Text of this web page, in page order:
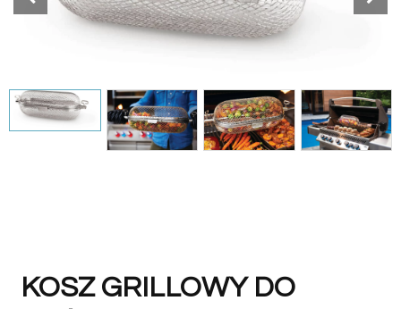
KOSZ GRILLOWY DO